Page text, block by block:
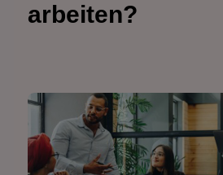
arbeiten?